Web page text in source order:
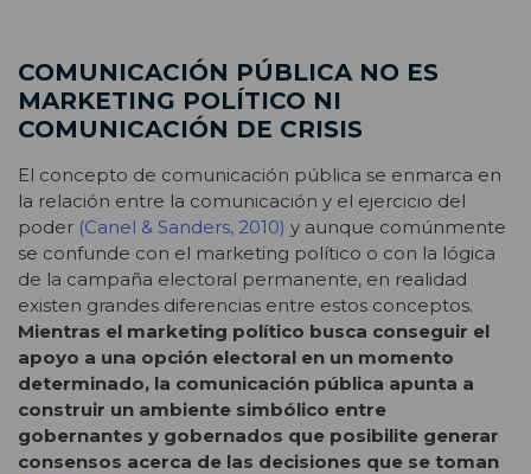
COMUNICACIÓN PÚBLICA NO ES
MARKETING POLÍTICO NI
COMUNICACIÓN DE CRISIS
El concepto de comunicación pública se enmarca en
la relación entre la comunicación y el ejercicio del
poder (Canel & Sanders, 2010) y aunque comúnmente
se confunde con el marketing político o con la lógica
de la campaña electoral permanente, en realidad
existen grandes diferencias entre estos conceptos.
Mientras el marketing político busca conseguir el
apoyo a una opción electoral en un momento
determinado, la comunicación pública apunta a
construir un ambiente simbólico entre
gobernantes y gobernados que posibilite generar
consensos acerca de las decisiones que se toman